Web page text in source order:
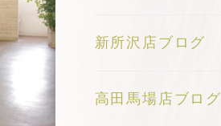
新所沢店ブログ
高田馬場店ブログ